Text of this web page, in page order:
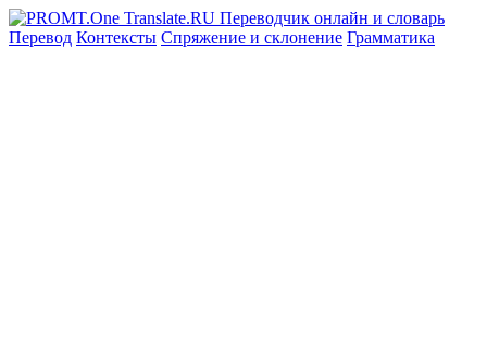
Перевод Контексты Спряжение и склонение Грамматика